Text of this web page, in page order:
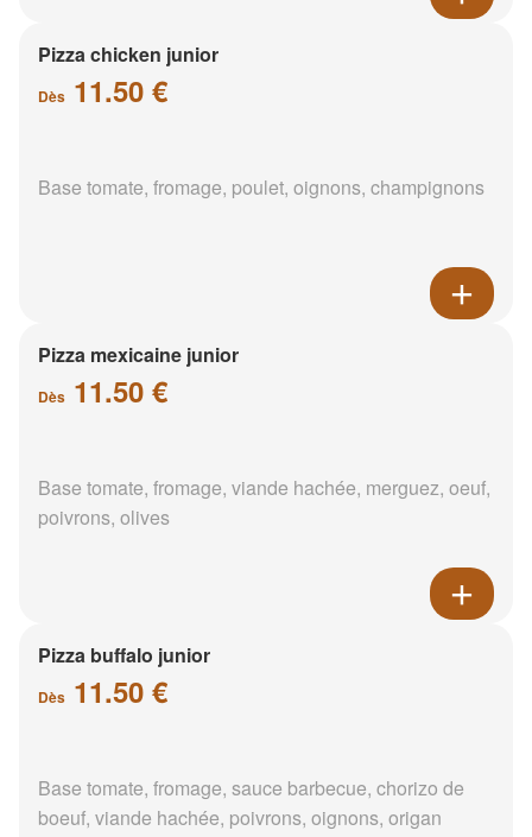
Pizza chicken junior
Dès 11.50 €
Base tomate, fromage, poulet, oignons, champignons
Pizza mexicaine junior
Dès 11.50 €
Base tomate, fromage, viande hachée, merguez, oeuf,
poivrons, olives
Pizza buffalo junior
Dès 11.50 €
Base tomate, fromage, sauce barbecue, chorizo de
boeuf, viande hachée, poivrons, oignons, origan